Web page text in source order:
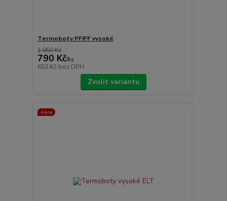
Termoboty PFIFF vysoké
1 050 Kč
790 Kč/ks
653 Kč bez DPH
Zvolit variantu
Akce